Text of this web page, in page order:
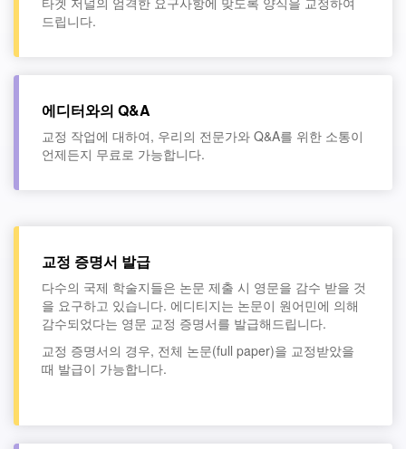
드립니다.
에디터와의 Q&A
교정 작업에 대하여, 우리의 전문가와 Q&A를 위한 소통이
언제든지 무료로 가능합니다.
교정 증명서 발급
다수의 국제 학술지들은 논문 제출 시 영문을 감수 받을 것
을 요구하고 있습니다. 에디티지는 논문이 원어민에 의해
감수되었다는 영문 교정 증명서를 발급해드립니다.
교정 증명서의 경우, 전체 논문(full paper)을 교정받았을
때 발급이 가능합니다.